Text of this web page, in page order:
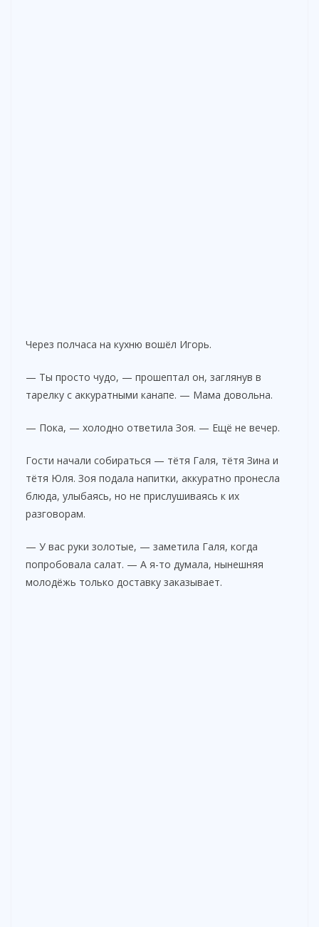
Через полчаса на кухню вошёл Игорь.
— Ты просто чудо, — прошептал он, заглянув в
тарелку с аккуратными канапе. — Мама довольна.
— Пока, — холодно ответила Зоя. — Ещё не вечер.
Гости начали собираться — тётя Галя, тётя Зина и
тётя Юля. Зоя подала напитки, аккуратно пронесла
блюда, улыбаясь, но не прислушиваясь к их
разговорам.
— У вас руки золотые, — заметила Галя, когда
попробовала салат. — А я-то думала, нынешняя
молодёжь только доставку заказывает.